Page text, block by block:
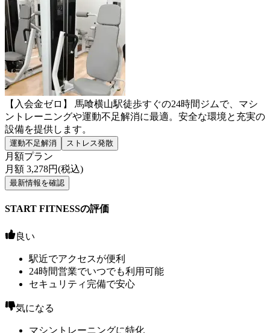
【入会金ゼロ】 馬喰横山駅徒歩すぐの24時間ジムで、マシ
ントレーニングや運動不足解消に最適。安全な環境と充実の
設備を提供します。
運動不足解消 ストレス発散
月額プラン
月額 3,278円(税込)
最新情報を確認
START FITNESSの評価
良い
駅近でアクセスが便利
24時間営業でいつでも利用可能
セキュリティ完備で安心
気になる
マシントレーニングに特化